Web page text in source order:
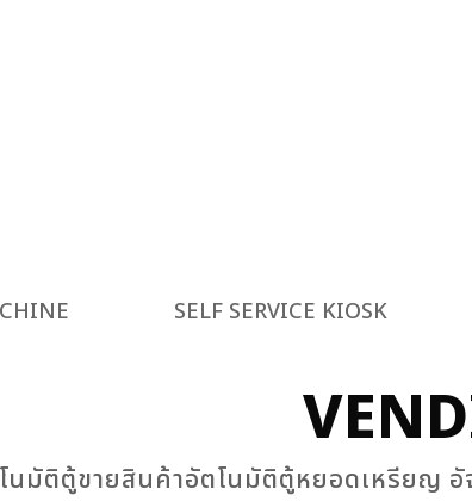
SELF SERVICE KIOSK
นมัติตู้ขายสินค้าอัตโนมัติตู้หยอดเหรียญ